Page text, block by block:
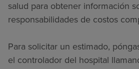
salud para obtener información
responsabilidades de costos
Para solicitar un estimado,
el controlador del hospital